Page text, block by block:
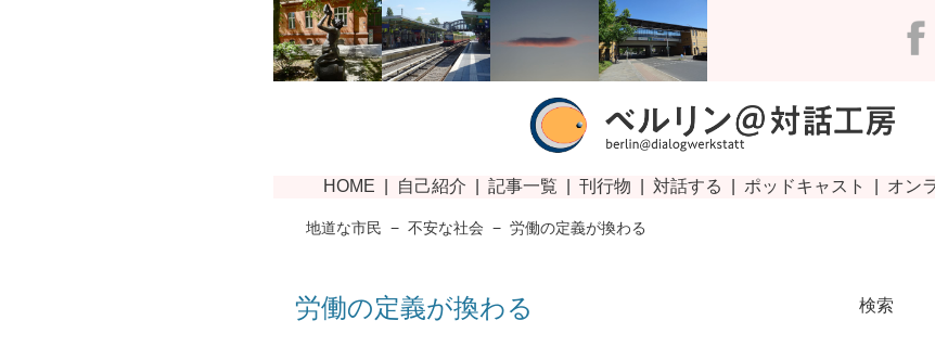
地道な市民 − 不安な社会 − 労働の定義が換わる
労働の定義が換わる
検索